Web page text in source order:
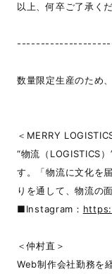
以上、何卒ご了承く
数量限定生産のため
＜MERRY
“物流（LOGISTICS
す。「物流に文化を
りを通して、物流の
■Instagram：
＜仲村直＞
Web制作会社勤務を